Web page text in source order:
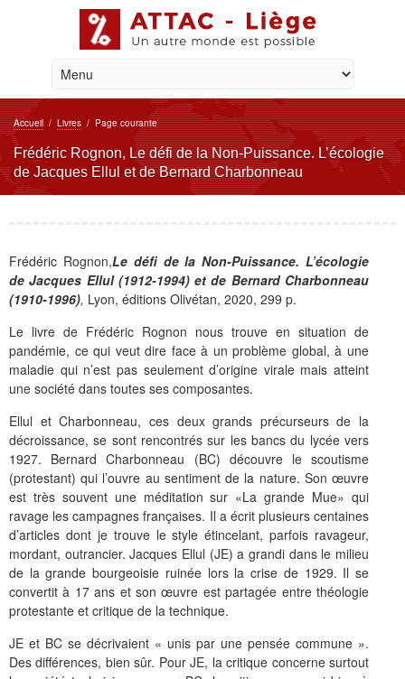
Accueil / Livres / Page courante
Frédéric Rognon, Le défi de la Non-Puissance. L’écologie
de Jacques Ellul et de Bernard Charbonneau
Frédéric Rognon,Le défi de la Non-Puissance. L’écologie
de Jacques Ellul (1912-1994) et de Bernard Charbonneau
(1910-1996), Lyon, éditions Olivétan, 2020, 299 p.
Le livre de Frédéric Rognon nous trouve en situation de
pandémie, ce qui veut dire face à un problème global, à une
maladie qui n’est pas seulement d’origine virale mais atteint
une société dans toutes ses composantes.
Ellul et Charbonneau, ces deux grands précurseurs de la
décroissance, se sont rencontrés sur les bancs du lycée vers
1927. Bernard Charbonneau (BC) découvre le scoutisme
(protestant) qui l’ouvre au sentiment de la nature. Son œuvre
est très souvent une méditation sur «La grande Mue» qui
ravage les campagnes françaises. Il a écrit plusieurs centaines
d’articles dont je trouve le style étincelant, parfois ravageur,
mordant, outrancier. Jacques Ellul (JE) a grandi dans le milieu
de la grande bourgeoisie ruinée lors la crise de 1929. Il se
convertit à 17 ans et son œuvre est partagée entre théologie
protestante et critique de la technique.
JE et BC se décrivaient « unis par une pensée commune ».
Des différences, bien sûr. Pour JE, la critique concerne surtout